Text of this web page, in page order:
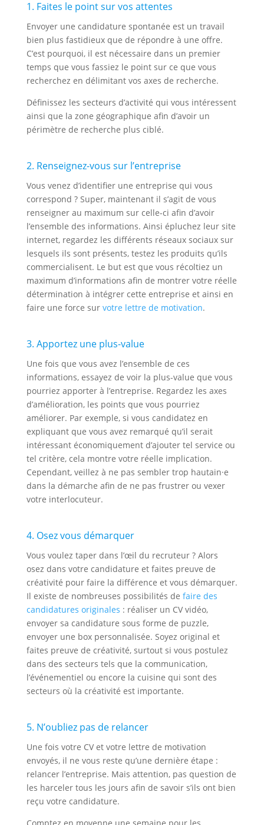
1. Faites le point sur vos attentes
Envoyer une candidature spontanée est un travail
bien plus fastidieux que de répondre à une offre.
C’est pourquoi, il est nécessaire dans un premier
temps que vous fassiez le point sur ce que vous
recherchez en délimitant vos axes de recherche.
Définissez les secteurs d’activité qui vous intéressent
ainsi que la zone géographique afin d’avoir un
périmètre de recherche plus ciblé.
2. Renseignez-vous sur l’entreprise
Vous venez d’identifier une entreprise qui vous
correspond ? Super, maintenant il s’agit de vous
renseigner au maximum sur celle-ci afin d’avoir
l’ensemble des informations. Ainsi épluchez leur site
internet, regardez les différents réseaux sociaux sur
lesquels ils sont présents, testez les produits qu’ils
commercialisent. Le but est que vous récoltiez un
maximum d’informations afin de montrer votre réelle
détermination à intégrer cette entreprise et ainsi en
faire une force sur votre lettre de motivation.
3. Apportez une plus-value
Une fois que vous avez l’ensemble de ces
informations, essayez de voir la plus-value que vous
pourriez apporter à l’entreprise. Regardez les axes
d’amélioration, les points que vous pourriez
améliorer. Par exemple, si vous candidatez en
expliquant que vous avez remarqué qu’il serait
intéressant économiquement d’ajouter tel service ou
tel critère, cela montre votre réelle implication.
Cependant, veillez à ne pas sembler trop hautain·e
dans la démarche afin de ne pas frustrer ou vexer
votre interlocuteur.
4. Osez vous démarquer
Vous voulez taper dans l’œil du recruteur ? Alors
osez dans votre candidature et faites preuve de
créativité pour faire la différence et vous démarquer.
Il existe de nombreuses possibilités de faire des
candidatures originales : réaliser un CV vidéo,
envoyer sa candidature sous forme de puzzle,
envoyer une box personnalisée. Soyez original et
faites preuve de créativité, surtout si vous postulez
dans des secteurs tels que la communication,
l’événementiel ou encore la cuisine qui sont des
secteurs où la créativité est importante.
5. N’oubliez pas de relancer
Une fois votre CV et votre lettre de motivation
envoyés, il ne vous reste qu’une dernière étape :
relancer l’entreprise. Mais attention, pas question de
les harceler tous les jours afin de savoir s’ils ont bien
reçu votre candidature.